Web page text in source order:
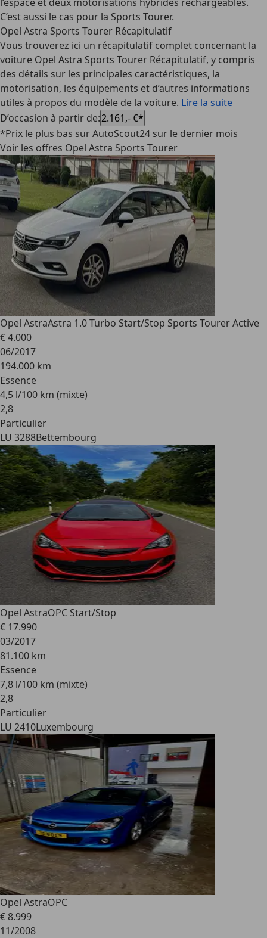
C’est aussi le cas pour la Sports Tourer.
Opel Astra Sports Tourer Récapitulatif
Vous trouverez ici un récapitulatif complet concernant la
voiture Opel Astra Sports Tourer Récapitulatif, y compris
des détails sur les principales caractéristiques, la
motorisation, les équipements et d’autres informations
utiles à propos du modèle de la voiture. Lire la suite
D’occasion à partir de:2.161,- €*
*Prix le plus bas sur AutoScout24 sur le dernier mois
Voir les offres Opel Astra Sports Tourer
Opel AstraAstra 1.0 Turbo Start/Stop Sports Tourer Active
€ 4.000
06/2017
194.000 km
Essence
4,5 l/100 km (mixte)
2,8
Particulier
LU 3288Bettembourg
Opel AstraOPC Start/Stop
€ 17.990
03/2017
81.100 km
Essence
7,8 l/100 km (mixte)
2,8
Particulier
LU 2410Luxembourg
Opel AstraOPC
€ 8.999
11/2008